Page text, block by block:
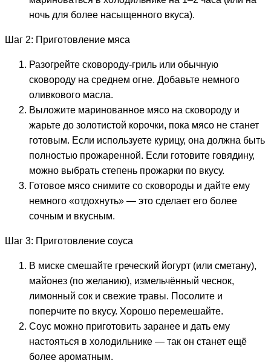
ночь для более насыщенного вкуса).
Шаг 2: Приготовление мяса
Разогрейте сковороду-гриль или обычную
сковороду на среднем огне. Добавьте немного
оливкового масла.
Выложите маринованное мясо на сковороду и
жарьте до золотистой корочки, пока мясо не станет
готовым. Если используете курицу, она должна быть
полностью прожаренной. Если готовите говядину,
можно выбрать степень прожарки по вкусу.
Готовое мясо снимите со сковороды и дайте ему
немного «отдохнуть» — это сделает его более
сочным и вкусным.
Шаг 3: Приготовление соуса
В миске смешайте греческий йогурт (или сметану),
майонез (по желанию), измельчённый чеснок,
лимонный сок и свежие травы. Посолите и
поперчите по вкусу. Хорошо перемешайте.
Соус можно приготовить заранее и дать ему
настояться в холодильнике — так он станет ещё
более ароматным.